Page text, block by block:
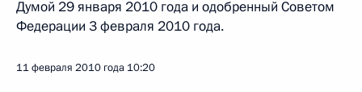
Думой 29 января 2010 года и одобренный Советом
Федерации 3 февраля 2010 года.
11 февраля 2010 года 10:20